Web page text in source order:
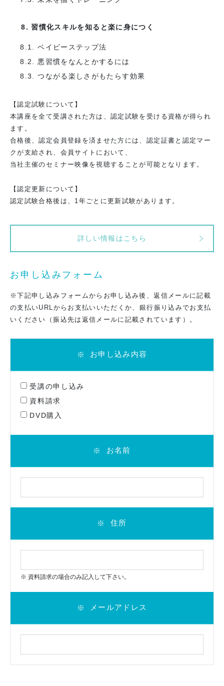
8. 習慣化スキルを知ると楽に身につく
8.1. ベイビーステップ法
8.2. 悪習慣をなんとかするには
8.3. つながる楽しさがもたらす効果
【認定試験について】
本講座を全て受講された方は、認定試験を受ける資格が得られ
ます。
合格後、認定会員登録を済ませた方には、認定証書と認定マー
クが支給され、会員サイトにおいて、
当社主催のセミナー映像を視聴することが可能となります。
【認定更新について】
認定試験合格後は、1年ごとに更新試験があります。
詳しい情報はこちら
お申し込みフォーム
※下記申し込みフォームからお申し込み後、返信メールに記載
の支払いURLからお支払いいただくか、銀行振り込みでお支払
いください（振込先は返信メールに記載されています）。
※ お申し込み内容
受講の申し込み
資料請求
DVD購入
※ お名前
※ 住所
※ 資料請求の場合のみ記入して下さい。
※ メールアドレス